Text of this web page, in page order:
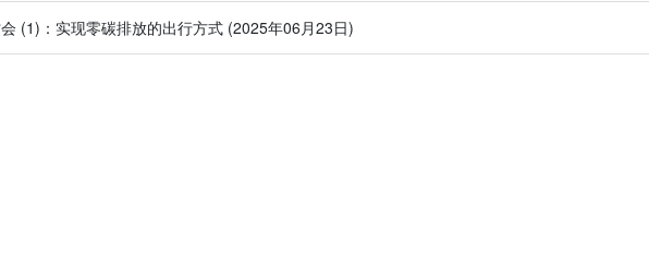
(1)：实现零碳排放的出行方式 (2025年06月23日)